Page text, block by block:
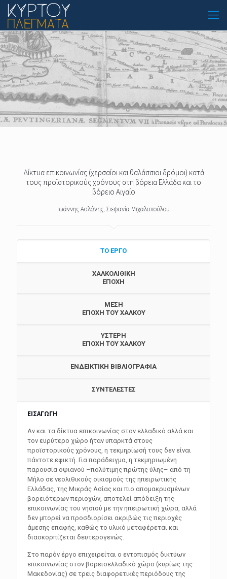
Δίκτυα επικοινωνίας (χερσαίοι και θαλάσσιοι δρόμοι) κατά
τους προϊστορικούς χρόνους στη βόρεια Ελλάδα και το
βόρειο Αιγαίο
Ιωάννης Ασλάνης, Στεφανία Μιχαλοπούλου
ΤΟ ΕΡΓΟ
ΧΑΛΚΟΛΙΘΙΚΗ
ΕΠΟΧΗ
ΜΕΣΗ
ΕΠΟΧΗ ΤΟΥ ΧΑΛΚΟΥ
ΥΣΤΕΡΗ
ΕΠΟΧΗ ΤΟΥ ΧΑΛΚΟΥ
ΕΝΔΕΙΚΤΙΚΗ ΒΙΒΛΙΟΓΡΑΦΙΑ
ΣΥΝΤΕΛΕΣΤΕΣ
ΕΙΣΑΓΩΓΗ
Αν και τα δίκτυα επικοινωνίας στον ελλαδικό αλλά και
τον ευρύτερο χώρο ήταν υπαρκτά στους
προϊστορικούς χρόνους, η τεκμηρίωσή τους δεν είναι
πάντοτε εφικτή. Για παράδειγμα, η τεκμηριωμένη
παρουσία οψιανού –πολύτιμης πρώτης ύλης– από τη
Μήλο σε νεολιθικούς οικισμούς της ηπειρωτικής
Ελλάδας, της Μικράς Ασίας και πιο απομακρυσμένων
βορειότερων περιοχών, αποτελεί απόδειξη της
επικοινωνίας του νησιού με την ηπειρωτική χώρα, αλλά
δεν μπορεί να προσδιορίσει ακριβώς τις περιοχές
άμεσης επαφής, καθώς το υλικό μεταφέρεται και
διασκορπίζεται δευτερογενώς.
Στο παρόν έργο επιχειρείται ο εντοπισμός δικτύων
επικοινωνίας στον βορειοελλαδικό χώρο (κυρίως της
Μακεδονίας) σε τρεις διαφορετικές περιόδους της